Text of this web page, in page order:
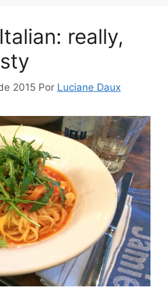
really,
2015 Por Luciane Daux